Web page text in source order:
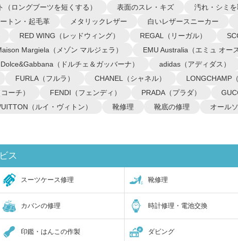
（ロングブーツを短くする） 表面のスレ・キズ
汚れ・シミ
トン・起毛革 メタリックレザー
白いレザースニーカー
RED WING（レッドウィング） REGAL（リーガル）
Margiela（メゾン マルジェラ）
EMU Australia（エミュ オー
Dolce&Gabbana（ドルチェ＆ガッバーナ）
adidas（アディダス）
FURLA（フルラ） CHANEL（シャネル）
LONGCHAMP
ーチ） FENDI（フェンディ） PRADA（プラダ）
（ルイ・ヴィトン） 靴修理 靴底の修理 オール
ス
スーツケース修理 靴修理
カバンの修理 時計修理・電池交換
印鑑・はんこの作製 ダビング